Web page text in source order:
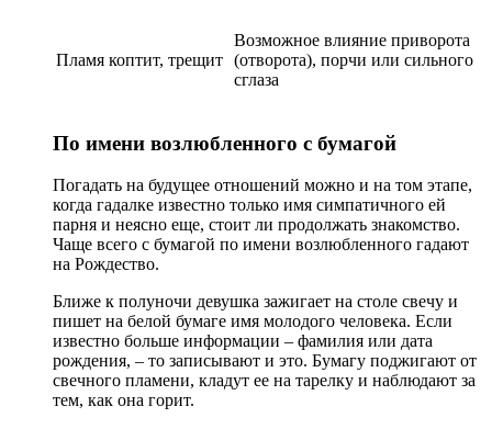
Пламя коптит, трещит
Возможное влияние приворота
(отворота), порчи или сильного
сглаза
По имени возлюбленного с бумагой
Погадать на будущее отношений можно и на том этапе,
когда гадалке известно только имя симпатичного ей
парня и неясно еще, стоит ли продолжать знакомство.
Чаще всего с бумагой по имени возлюбленного гадают
на Рождество.
Ближе к полуночи девушка зажигает на столе свечу и
пишет на белой бумаге имя молодого человека. Если
известно больше информации – фамилия или дата
рождения, – то записывают и это. Бумагу поджигают от
свечного пламени, кладут ее на тарелку и наблюдают за
тем, как она горит.